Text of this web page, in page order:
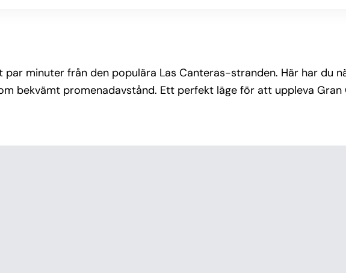
minuter från den populära Las Canteras-stranden. Här har du
bekvämt promenadavstånd. Ett perfekt läge för att uppleva